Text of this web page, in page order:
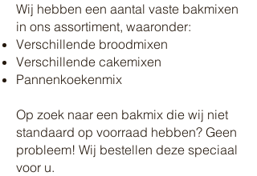
Wij hebben een aantal vaste bakmixen
in ons assortiment, waaronder:
Verschillende broodmixen
Verschillende cakemixen
Pannenkoekenmix
Op zoek naar een bakmix die wij niet
standaard op voorraad hebben? Geen
probleem! Wij bestellen deze speciaal
voor u.